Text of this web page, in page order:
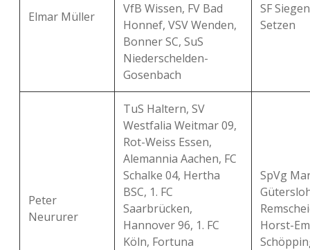
Elmar Müller
VfB Wissen, FV Bad
Honnef, VSV Wenden,
Bonner SC, SuS
Niederschelden-
Gosenbach
SF
Setzen
Peter
Neururer
TuS Haltern, SV
Westfalia Weitmar 09,
Rot-Weiss Essen,
Alemannia Aachen, FC
Schalke 04, Hertha
BSC, 1. FC
Saarbrücken,
Hannover 96, 1. FC
Köln, Fortuna
SpVg
Horst-